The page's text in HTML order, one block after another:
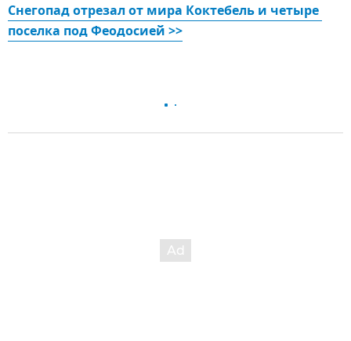
Снегопад отрезал от мира Коктебель и четыре
поселка под Феодосией >>